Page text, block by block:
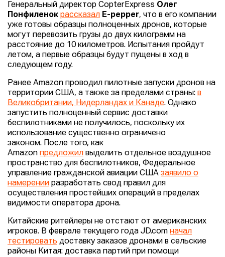
Генеральный директор CopterExpress Олег
Понфиленок рассказал E-pepper, что в его компании
уже готовы образцы полноценных дронов, которые
могут перевозить грузы до двух килограмм на
расстояние до 10 километров. Испытания пройдут
летом, а первые образцы будут пущены в ход в
следующем году.
Ранее Amazon проводил пилотные запуски дронов на
территории США, а также за пределами страны: в
Великобритании, Нидерландах и Канаде. Однако
запустить полноценный сервис доставки
беспилотниками не получилось, поскольку их
использование существенно ограничено
законом. После того, как
Amazon предложил выделить отдельное воздушное
пространство для беспилотников, Федеральное
управление гражданской авиации США заявило о
намерении разработать свод правил для
осуществления простейших операций в пределах
видимости оператора дрона.
Китайские ритейлеры не отстают от американских
игроков. В феврале текущего года JD.com начал
тестировать доставку заказов дронами в сельские
районы Китая: доставка партий при помощи